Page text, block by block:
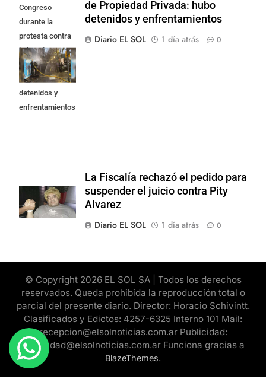
Congreso
durante la
protesta contra
la Ley de
Propiedad
Privada: hubo
detenidos y
enfrentamientos
de Propiedad Privada: hubo
detenidos y enfrentamientos
Diario EL SOL
1 día atrás 0
La Fiscalía rechazó el pedido para
suspender el juicio contra Pity
Alvarez
Diario EL SOL
1 día atrás 0
© Copyright 2026 EL SOL SA | Todos los derechos
reservados. Queda prohibida la reproducción total o
parcial del presente diario. Director: Horacio Schivintt.
Clasificados y Edictos: 4257-6325 Interno 101 Mail:
recepcion@elsolnoticias.com.ar Publicidad:
publicidad@elsolnoticias.com.ar Funciona gracias a
BlazeThemes.